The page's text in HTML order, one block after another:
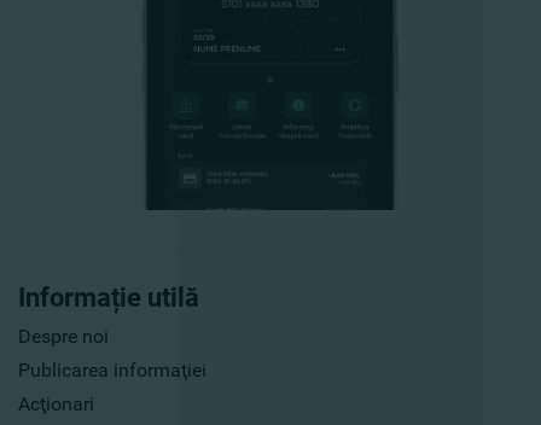
Informație utilă
Despre noi
Publicarea informaţiei
Acţionari